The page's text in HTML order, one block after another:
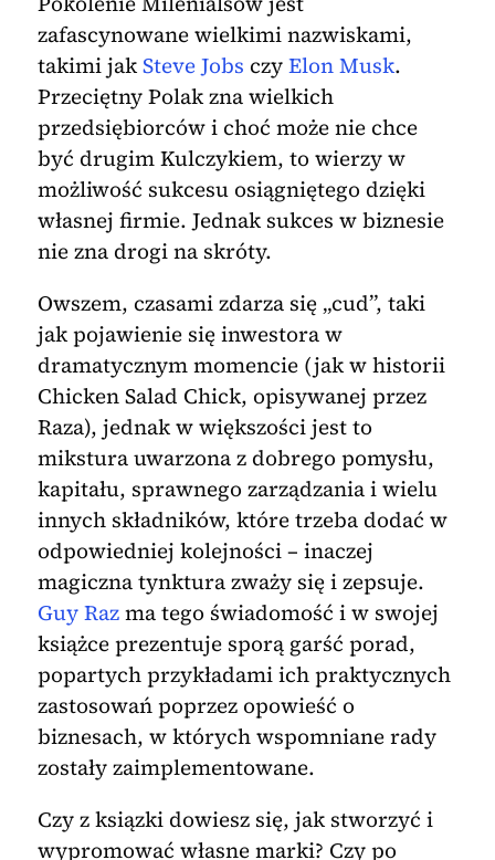
zafascynowane wielkimi nazwiskami,
takimi jakSteve Jobs czyElon Musk.
Przeciętny Polak zna wielkich
przedsiębiorców i choć może nie chce
być drugim Kulczykiem, to wierzy w
możliwość sukcesu osiągniętego dzięki
własnej firmie. Jednak sukces w biznesie
nie zna drogi na skróty.
Owszem, czasami zdarza się „cud”, taki
jak pojawienie się inwestora w
dramatycznym momencie (jak w historii
Chicken Salad Chick, opisywanej przez
Raza), jednak w większości jest to
mikstura uwarzona z dobrego pomysłu,
kapitału, sprawnego zarządzania i wielu
innych składników, które trzeba dodać w
odpowiedniej kolejności – inaczej
magiczna tynktura zważy się i zepsuje.
Guy Razma tego świadomość i w swojej
książce prezentuje sporą garść porad,
popartych przykładami ich praktycznych
zastosowań poprzez opowieść o
biznesach, w których wspomniane rady
zostały zaimplementowane.
Czy z ksiązki dowiesz się, jak stworzyć i
wypromować własne marki? Czy po